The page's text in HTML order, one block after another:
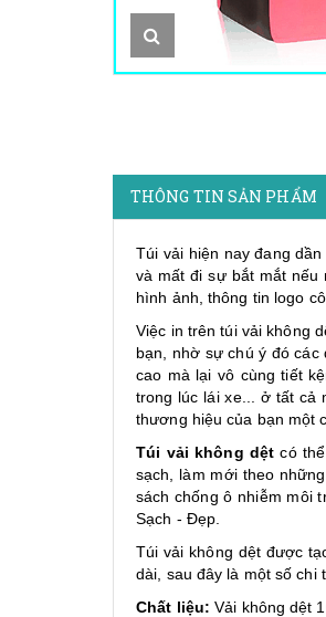
THÔNG TIN SẢN PHẨM
Túi vải hiện nay đang
và mất đi sự bắt mắt nếu
hình ảnh, thông tin logo
Việc in trên túi vải không
bạn, nhờ sự chú ý đó các
cao mà lại vô cùng tiết
trong lúc lái xe... ở tất cả
thương hiệu của bạn một
Túi vải không dệt có
sạch, làm mới theo
sách chống ô nhiễm môi
Sạch - Đẹp.
Túi vải không dệt được
dài, sau đây là một số chi
Chất liệu: Vải không dệt